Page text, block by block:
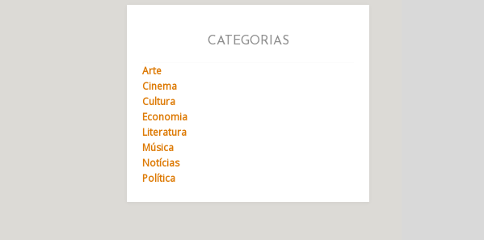
PV),
tomada de […]
CATEGORIAS
Arte
Cinema
Cultura
Economia
Literatura
Música
Notícias
Política